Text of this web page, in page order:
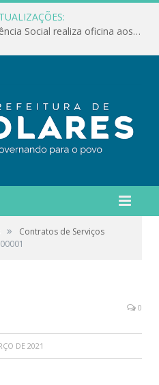
Conselho Municipal de Assistência Social realiza oficina aos servidores
»
Contratos de Serviços
0
DE 2021